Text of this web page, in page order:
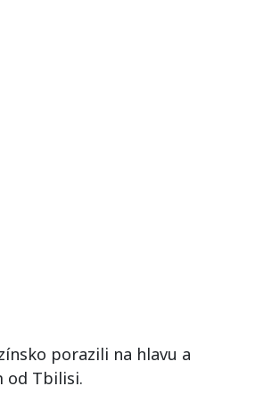
porazili na hlavu a
od Tbilisi.